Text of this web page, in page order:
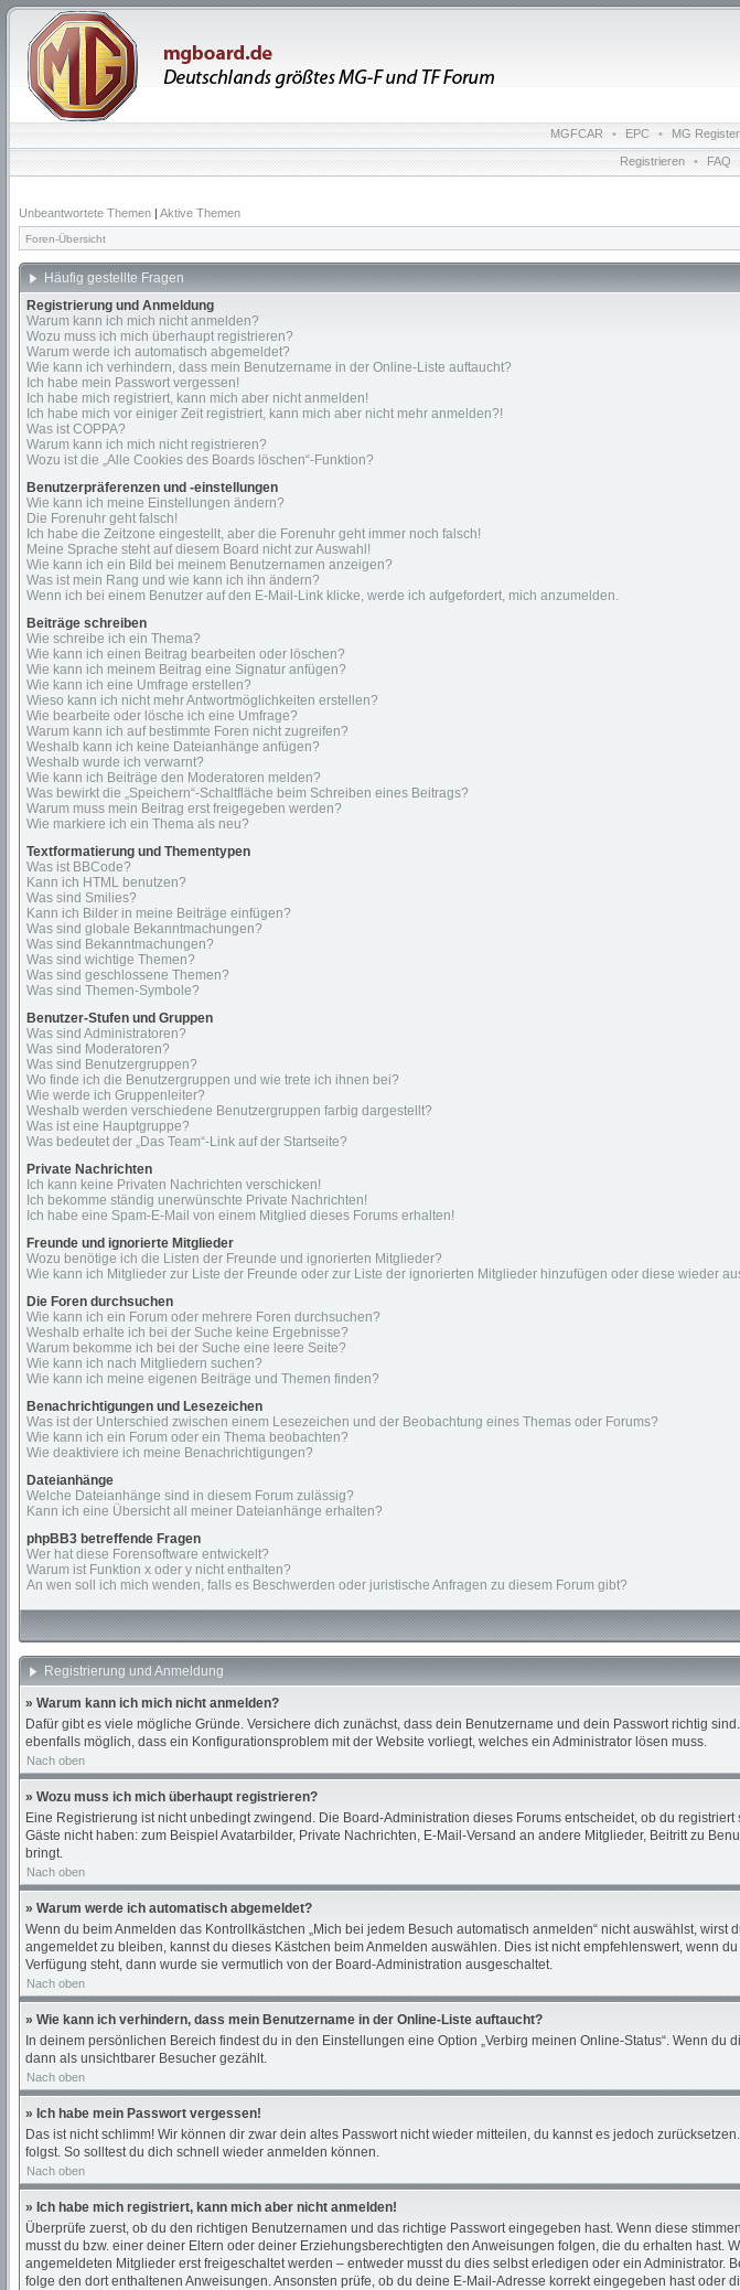
MGFCAR • EPC • MG Register
Registrieren • FAQ
Unbeantwortete Themen | Aktive Themen
Foren-Übersicht
Häufig gestellte Fragen
Registrierung und Anmeldung
Warum kann ich mich nicht anmelden?
Wozu muss ich mich überhaupt registrieren?
Warum werde ich automatisch abgemeldet?
Wie kann ich verhindern, dass mein Benutzername in der Online-Liste auftaucht?
Ich habe mein Passwort vergessen!
Ich habe mich registriert, kann mich aber nicht anmelden!
Ich habe mich vor einiger Zeit registriert, kann mich aber nicht mehr anmelden?!
Was ist COPPA?
Warum kann ich mich nicht registrieren?
Wozu ist die „Alle Cookies des Boards löschen“-Funktion?
Benutzerpräferenzen und -einstellungen
Wie kann ich meine Einstellungen ändern?
Die Forenuhr geht falsch!
Ich habe die Zeitzone eingestellt, aber die Forenuhr geht immer noch falsch!
Meine Sprache steht auf diesem Board nicht zur Auswahl!
Wie kann ich ein Bild bei meinem Benutzernamen anzeigen?
Was ist mein Rang und wie kann ich ihn ändern?
Wenn ich bei einem Benutzer auf den E-Mail-Link klicke, werde ich aufgefordert, mich anzumelden.
Beiträge schreiben
Wie schreibe ich ein Thema?
Wie kann ich einen Beitrag bearbeiten oder löschen?
Wie kann ich meinem Beitrag eine Signatur anfügen?
Wie kann ich eine Umfrage erstellen?
Wieso kann ich nicht mehr Antwortmöglichkeiten erstellen?
Wie bearbeite oder lösche ich eine Umfrage?
Warum kann ich auf bestimmte Foren nicht zugreifen?
Weshalb kann ich keine Dateianhänge anfügen?
Weshalb wurde ich verwarnt?
Wie kann ich Beiträge den Moderatoren melden?
Was bewirkt die „Speichern“-Schaltfläche beim Schreiben eines Beitrags?
Warum muss mein Beitrag erst freigegeben werden?
Wie markiere ich ein Thema als neu?
Textformatierung und Thementypen
Was ist BBCode?
Kann ich HTML benutzen?
Was sind Smilies?
Kann ich Bilder in meine Beiträge einfügen?
Was sind globale Bekanntmachungen?
Was sind Bekanntmachungen?
Was sind wichtige Themen?
Was sind geschlossene Themen?
Was sind Themen-Symbole?
Benutzer-Stufen und Gruppen
Was sind Administratoren?
Was sind Moderatoren?
Was sind Benutzergruppen?
Wo finde ich die Benutzergruppen und wie trete ich ihnen bei?
Wie werde ich Gruppenleiter?
Weshalb werden verschiedene Benutzergruppen farbig dargestellt?
Was ist eine Hauptgruppe?
Was bedeutet der „Das Team“-Link auf der Startseite?
Private Nachrichten
Ich kann keine Privaten Nachrichten verschicken!
Ich bekomme ständig unerwünschte Private Nachrichten!
Ich habe eine Spam-E-Mail von einem Mitglied dieses Forums erhalten!
Freunde und ignorierte Mitglieder
Wozu benötige ich die Listen der Freunde und ignorierten Mitglieder?
Wie kann ich Mitglieder zur Liste der Freunde oder zur Liste der ignorierten Mitglieder hinzufügen oder diese wieder
Die Foren durchsuchen
Wie kann ich ein Forum oder mehrere Foren durchsuchen?
Weshalb erhalte ich bei der Suche keine Ergebnisse?
Warum bekomme ich bei der Suche eine leere Seite?
Wie kann ich nach Mitgliedern suchen?
Wie kann ich meine eigenen Beiträge und Themen finden?
Benachrichtigungen und Lesezeichen
Was ist der Unterschied zwischen einem Lesezeichen und der Beobachtung eines Themas oder Forums?
Wie kann ich ein Forum oder ein Thema beobachten?
Wie deaktiviere ich meine Benachrichtigungen?
Dateianhänge
Welche Dateianhänge sind in diesem Forum zulässig?
Kann ich eine Übersicht all meiner Dateianhänge erhalten?
phpBB3 betreffende Fragen
Wer hat diese Forensoftware entwickelt?
Warum ist Funktion x oder y nicht enthalten?
An wen soll ich mich wenden, falls es Beschwerden oder juristische Anfragen zu diesem Forum gibt?
Registrierung und Anmeldung
» Warum kann ich mich nicht anmelden?
Dafür gibt es viele mögliche Gründe. Versichere dich zunächst, dass dein Benutzername und dein Passwort richtig
ebenfalls möglich, dass ein Konfigurationsproblem mit der Website vorliegt, welches ein Administrator lösen muss.
Nach oben
» Wozu muss ich mich überhaupt registrieren?
Eine Registrierung ist nicht unbedingt zwingend. Die Board-Administration dieses Forums entscheidet, ob du
Gäste nicht haben: zum Beispiel Avatarbilder, Private Nachrichten, E-Mail-Versand an andere Mitglieder, Beitritt zu
bringt.
Nach oben
» Warum werde ich automatisch abgemeldet?
Wenn du beim Anmelden das Kontrollkästchen „Mich bei jedem Besuch automatisch anmelden“ nicht auswählst,
angemeldet zu bleiben, kannst du dieses Kästchen beim Anmelden auswählen. Dies ist nicht empfehlenswert, wenn
Verfügung steht, dann wurde sie vermutlich von der Board-Administration ausgeschaltet.
Nach oben
» Wie kann ich verhindern, dass mein Benutzername in der Online-Liste auftaucht?
In deinem persönlichen Bereich findest du in den Einstellungen eine Option „Verbirg meinen Online-Status“. Wenn
dann als unsichtbarer Besucher gezählt.
Nach oben
» Ich habe mein Passwort vergessen!
Das ist nicht schlimm! Wir können dir zwar dein altes Passwort nicht wieder mitteilen, du kannst es jedoch
folgst. So solltest du dich schnell wieder anmelden können.
Nach oben
» Ich habe mich registriert, kann mich aber nicht anmelden!
Überprüfe zuerst, ob du den richtigen Benutzernamen und das richtige Passwort eingegeben hast. Wenn diese
musst du bzw. einer deiner Eltern oder deiner Erziehungsberechtigten den Anweisungen folgen, die du erhalten
angemeldeten Mitglieder erst freigeschaltet werden – entweder musst du dies selbst erledigen oder ein
folge den dort enthaltenen Anweisungen. Ansonsten prüfe, ob du deine E-Mail-Adresse korrekt eingegeben hast